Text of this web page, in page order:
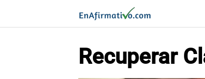
contenido
Recuperar